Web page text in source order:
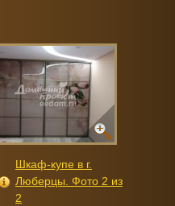
Шкаф-купе в г.
Люберцы. Фото 2 из
2